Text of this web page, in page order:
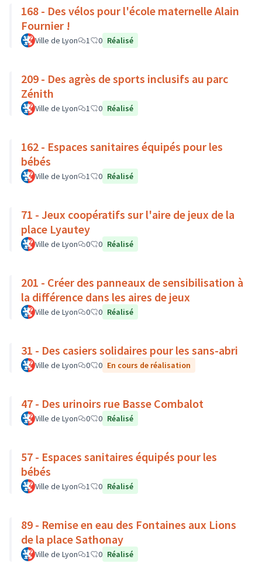
168 - Des vélos pour l'école maternelle Alain
Fournier !
Ville de Lyon 1 0 Réalisé
209 - Des agrès de sports inclusifs au parc
Zénith
Ville de Lyon 1 0 Réalisé
162 - Espaces sanitaires équipés pour les
bébés
Ville de Lyon 1 0 Réalisé
71 - Jeux coopératifs sur l'aire de jeux de la
place Lyautey
Ville de Lyon 0 0 Réalisé
201 - Créer des panneaux de sensibilisation à
la différence dans les aires de jeux
Ville de Lyon 0 0 Réalisé
31 - Des casiers solidaires pour les sans-abri
Ville de Lyon 0 0 En cours de réalisation
47 - Des urinoirs rue Basse Combalot
Ville de Lyon 0 0 Réalisé
57 - Espaces sanitaires équipés pour les
bébés
Ville de Lyon 1 0 Réalisé
89 - Remise en eau des Fontaines aux Lions
de la place Sathonay
Ville de Lyon 1 0 Réalisé